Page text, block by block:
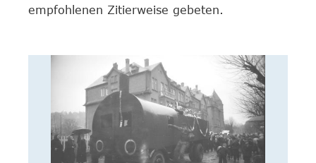
empfohlenen Zitierweise gebeten.